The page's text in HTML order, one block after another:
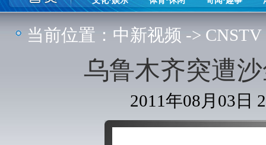
当前位置： 中新视频 -> CNSTV
乌鲁木齐突遭
2011年08月03